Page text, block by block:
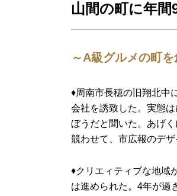
山間の町に年
～A級グルメの町を
♦周南市長穂の旧翔北中
会社を誘致した。実態
ぼうだと聞いた。あげ
競わせて、市広報のデザ
♦クリエィティブな地域
は進められた。4年が過